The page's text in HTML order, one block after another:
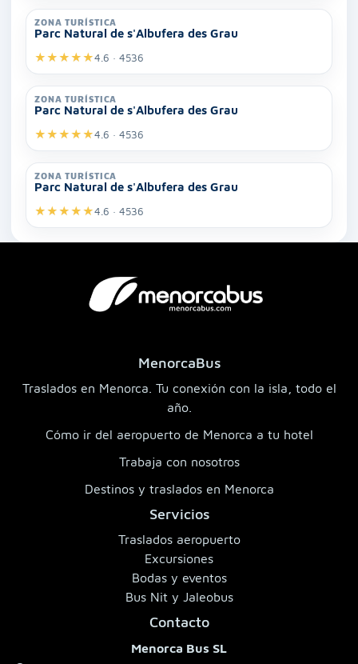
ZONA TURÍSTICA
Parc Natural de s'Albufera des Grau
★★★★★4.6 · 4536
ZONA TURÍSTICA
Parc Natural de s'Albufera des Grau
★★★★★4.6 · 4536
ZONA TURÍSTICA
Parc Natural de s'Albufera des Grau
★★★★★4.6 · 4536
MenorcaBus
Traslados en Menorca. Tu conexión con la isla, todo el
año.
Cómo ir del aeropuerto de Menorca a tu hotel
Trabaja con nosotros
Destinos y traslados en Menorca
Servicios
Traslados aeropuerto
Excursiones
Bodas y eventos
Bus Nit y Jaleobus
Contacto
Menorca Bus SL